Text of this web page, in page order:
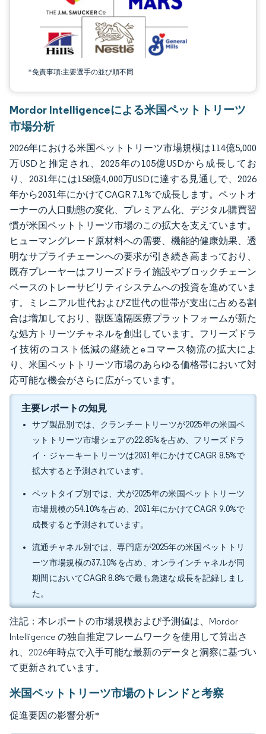
*免責事項:主要選手の並び順不同
Mordor Intelligenceによる米国ペットトリーツ
市場分析
2026年における米国ペットトリーツ市場規模は114億5,000
万USDと推定され、2025年の105億USDから成長してお
り、2031年には158億4,000万USDに達する見通しで、2026
年から2031年にかけてCAGR 7.1%で成長します。ペットオ
ーナーの人口動態の変化、プレミアム化、デジタル購買習
慣が米国ペットトリーツ市場のこの拡大を支えています。
ヒューマングレード原材料への需要、機能的健康効果、透
明なサプライチェーンへの要求が引き続き高まっており、
既存プレーヤーはフリーズドライ施設やブロックチェーン
ベースのトレーサビリティシステムへの投資を進めていま
す。ミレニアル世代およびZ世代の世帯が支出に占める割
合は増加しており、獣医遠隔医療プラットフォームが新た
な処方トリーツチャネルを創出しています。フリーズドラ
イ技術のコスト低減の継続とeコマース物流の拡大によ
り、米国ペットトリーツ市場のあらゆる価格帯において対
応可能な機会がさらに広がっています。
主要レポートの知見
サブ製品別では、クランチートリーツが2025年の米国ペ
ットトリーツ市場シェアの22.85%を占め、フリーズドラ
イ・ジャーキートリーツは2031年にかけてCAGR 8.5%で
拡大すると予測されています。
ペットタイプ別では、犬が2025年の米国ペットトリーツ
市場規模の54.10%を占め、2031年にかけてCAGR 9.0%で
成長すると予測されています。
流通チャネル別では、専門店が2025年の米国ペットトリ
ーツ市場規模の37.10%を占め、オンラインチャネルが同
期間においてCAGR 8.8%で最も急速な成長を記録しまし
た。
注記：本レポートの市場規模および予測値は、Mordor
Intelligence の独自推定フレームワークを使用して算出さ
れ、2026年時点で入手可能な最新のデータと洞察に基づい
て更新されています。
米国ペットトリーツ市場のトレンドと考察
促進要因の影響分析*